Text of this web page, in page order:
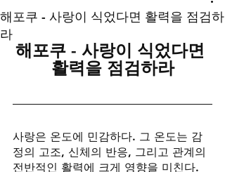
해포쿠 - 사랑이 식었다면 활력을 점검하
라
해포쿠 - 사랑이 식었다면
활력을 점검하라
사랑은 온도에 민감하다. 그 온도는 감
정의 고조, 신체의 반응, 그리고 관계의
전반적인 활력에 크게 영향을 미친다.